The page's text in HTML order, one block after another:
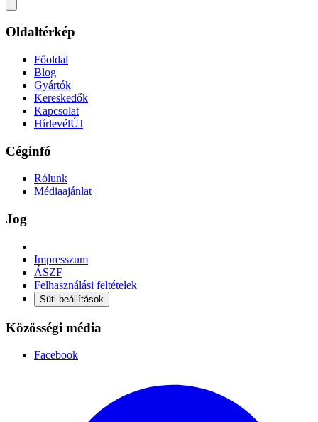
Oldaltérkép
Főoldal
Blog
Gyártók
Kereskedők
Kapcsolat
HírlevélÚJ
Céginfó
Rólunk
Médiaajánlat
Jog
Impresszum
ÁSZF
Felhasználási feltételek
Süti beállítások
Közösségi média
Facebook